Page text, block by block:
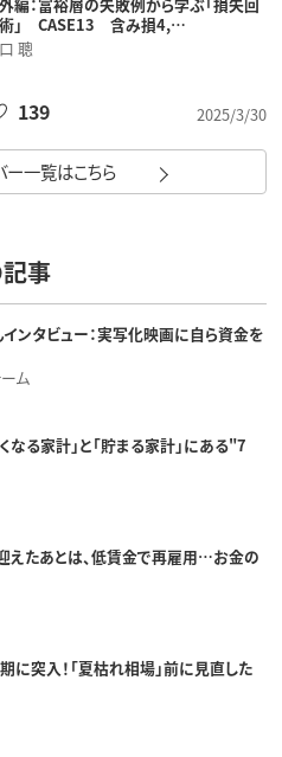
編：富裕層の失敗例から学ぶ「損失回
」 CASE13 含み損4,…
聰
2025/3/30
139
ー一覧はこちら
事
ンタビュー：実写化映画に自ら資金を
ム
なる家計」と「貯まる家計」にある"7
えたあとは、低賃金で再雇用…お金の
に突入！「夏枯れ相場」前に見直した